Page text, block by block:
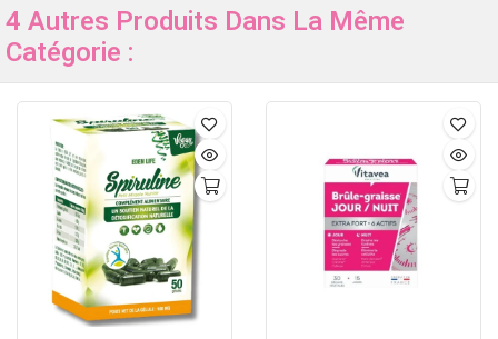
4 Autres Produits Dans La Même
Catégorie :